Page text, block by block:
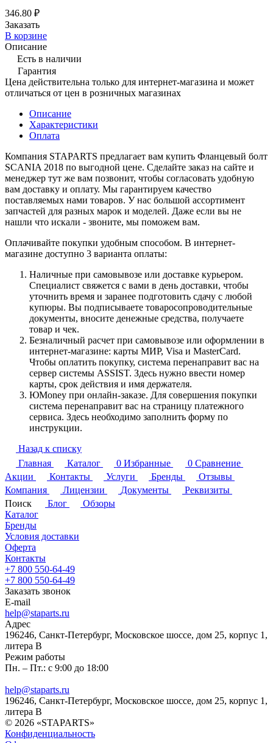
346.80 ₽
Заказать
В корзине
Описание
Есть в наличии
Гарантия
Цена действительна только для интернет-магазина и может
отличаться от цен в розничных магазинах
Описание
Характеристики
Оплата
Компания STAPARTS предлагает вам купить Фланцевый болт
SCANIA 2018 по выгодной цене. Сделайте заказ на сайте и
менеджер тут же вам позвонит, чтобы согласовать удобную
вам доставку и оплату. Мы гарантируем качество
поставляемых нами товаров. У нас большой ассортимент
запчастей для разных марок и моделей. Даже если вы не
нашли что искали - звоните, мы поможем вам.
Оплачивайте покупки удобным способом. В интернет-
магазине доступно 3 варианта оплаты:
Наличные при самовывозе или доставке курьером.
Специалист свяжется с вами в день доставки, чтобы
уточнить время и заранее подготовить сдачу с любой
купюры. Вы подписываете товаросопроводительные
документы, вносите денежные средства, получаете
товар и чек.
Безналичный расчет при самовывозе или оформлении в
интернет-магазине: карты МИР, Visa и MasterCard.
Чтобы оплатить покупку, система перенаправит вас на
сервер системы ASSIST. Здесь нужно ввести номер
карты, срок действия и имя держателя.
ЮMoney при онлайн-заказе. Для совершения покупки
система перенаправит вас на страницу платежного
сервиса. Здесь необходимо заполнить форму по
инструкции.
Назад к списку
Главная
Каталог 0 Избранные 0 Сравнение
Акции
Контакты Услуги Бренды
Отзывы
Компания
Лицензии Документы
Реквизиты
Поиск
Блог
Обзоры
Каталог
Бренды
Условия доставки
Оферта
Контакты
+7 800 550-64-49
+7 800 550-64-49
Заказать звонок
E-mail
help@staparts.ru
Адрес
196246, Санкт-Петербург, Московское шоссе, дом 25, корпус 1,
литера В
Режим работы
Пн. – Пт.: с 9:00 до 18:00
help@staparts.ru
196246, Санкт-Петербург, Московское шоссе, дом 25, корпус 1,
литера В
© 2026 «STAPARTS»
Конфиденциальность